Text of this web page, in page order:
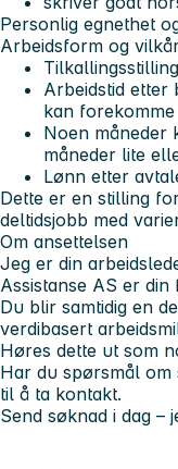
Personlig egnethet
Arbeidsform og
Arbeidstid etter
kan forekomme
Noen måneder
måneder lite
Lønn etter
Dette er en stilling
deltidsjobb med
Om ansettelsen
Jeg er din
Assistanse AS er
Du blir samtidig en
verdibasert
Høres dette ut som
Har du spørsmål
til å ta kontakt.
Send søknad i dag –